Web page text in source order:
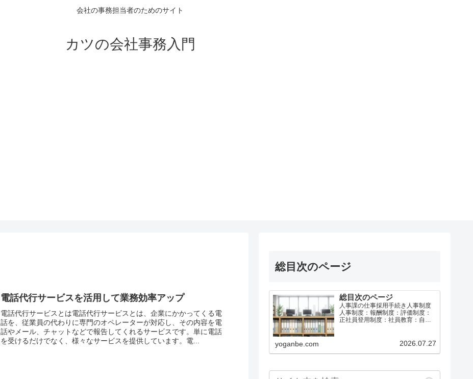
会社の事務担当者のためのサイト
カツの会社事務入門
電話代行サービスを活用して業務効率アップ
電話代行サービスとは電話代行サービスとは、企業にかかってくる電
話を、従業員の代わりに専門のオペレーターが対応し、その内容を電
話やメール、チャットなどで報告してくれるサービスです。単に電話
を受けるだけでなく、様々なサービスを提供しています。電...
総目次のページ
総目次のページ
人事課の仕事採用手続き人事制度
人事制度：報酬制度：評価制度：
正社員登用制度：社員教育：自己
育児介護休業等退職手続き総務課
害防止安全衛生：安全運転・車両
yoganbe.com 2026.07.27